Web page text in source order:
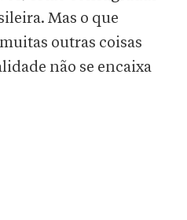
Mas o que
outras coisas
não se encaixa